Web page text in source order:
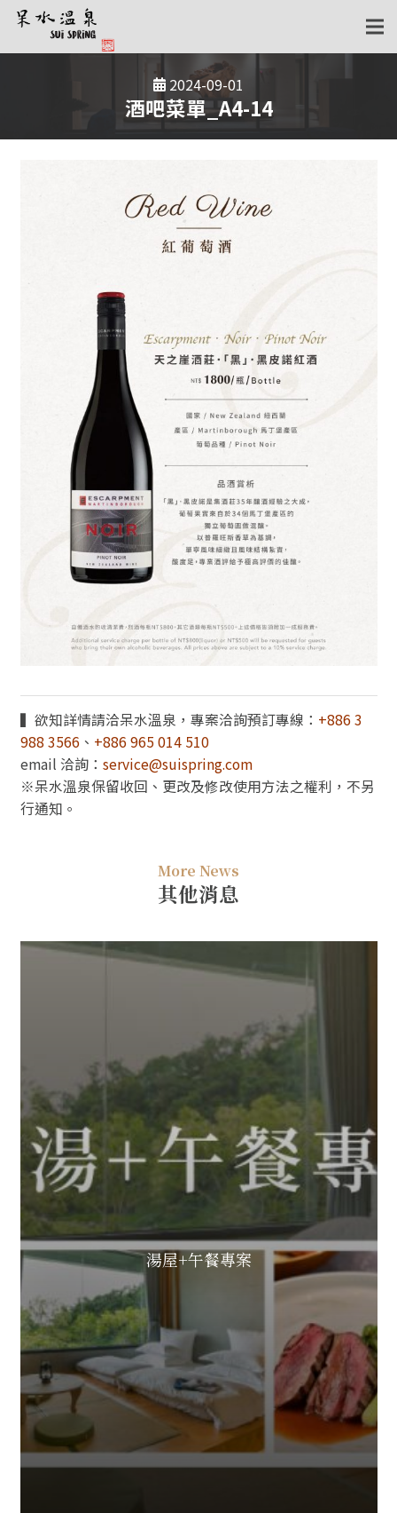
2024-09-01
酒吧菜單_A4-14
▍欲知詳情請洽呆水溫泉，專案洽詢預訂專線： +886 3
988 3566、 +886 965 014 510
email 洽詢： service@suispring.com
※呆水溫泉保留收回、更改及修改使用方法之權利，不另
行通知。
More News
其他消息
湯屋+午餐專案